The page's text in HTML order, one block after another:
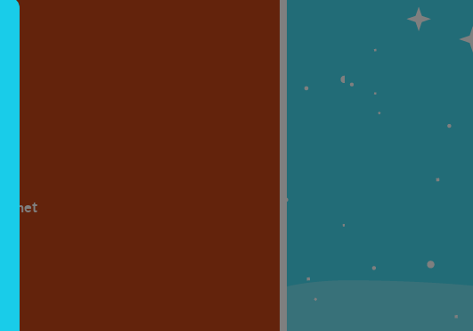
groep 4
groep 5
het